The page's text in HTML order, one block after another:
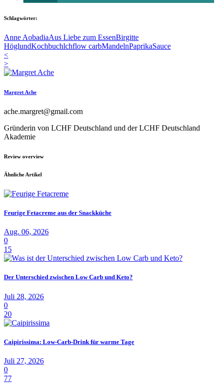
Schlagwörter:
Anne AobadiaAus Liebe zum EssenBirgitte
HöglundKochbuchlchflow carbMandelnPaprikaSauce
<
>
Margret Ache
ache.margret@gmail.com
Gründerin von LCHF Deutschland und der LCHF Deutschland
Akademie
Review overview
Ähnliche Artikel
Feurige Fetacreme aus der Snackküche
Aug. 06, 2026
0
15
Der Unterschied zwischen Low Carb und Keto?
Juli 28, 2026
0
20
Caipirissima: Low-Carb-Drink für warme Tage
Juli 27, 2026
0
77